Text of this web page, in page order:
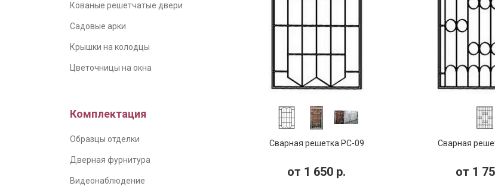
Кованые решетчатые двери
Садовые арки
Крышки на колодцы
Цветочницы на окна
Комплектация
Образцы отделки
Дверная фурнитура
Видеонаблюдение
Сварная решетка РС-09
от 1 650 р.
Сварная
от 1